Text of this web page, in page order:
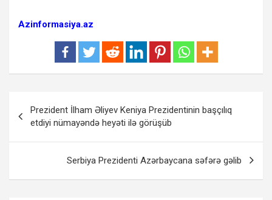
Azinformasiya.az
naviqasiyası
Prezident İlham Əliyev Keniya Prezidentinin başçılıq
etdiyi nümayəndə heyəti ilə görüşüb
Serbiya Prezidenti Azərbaycana səfərə gəlib